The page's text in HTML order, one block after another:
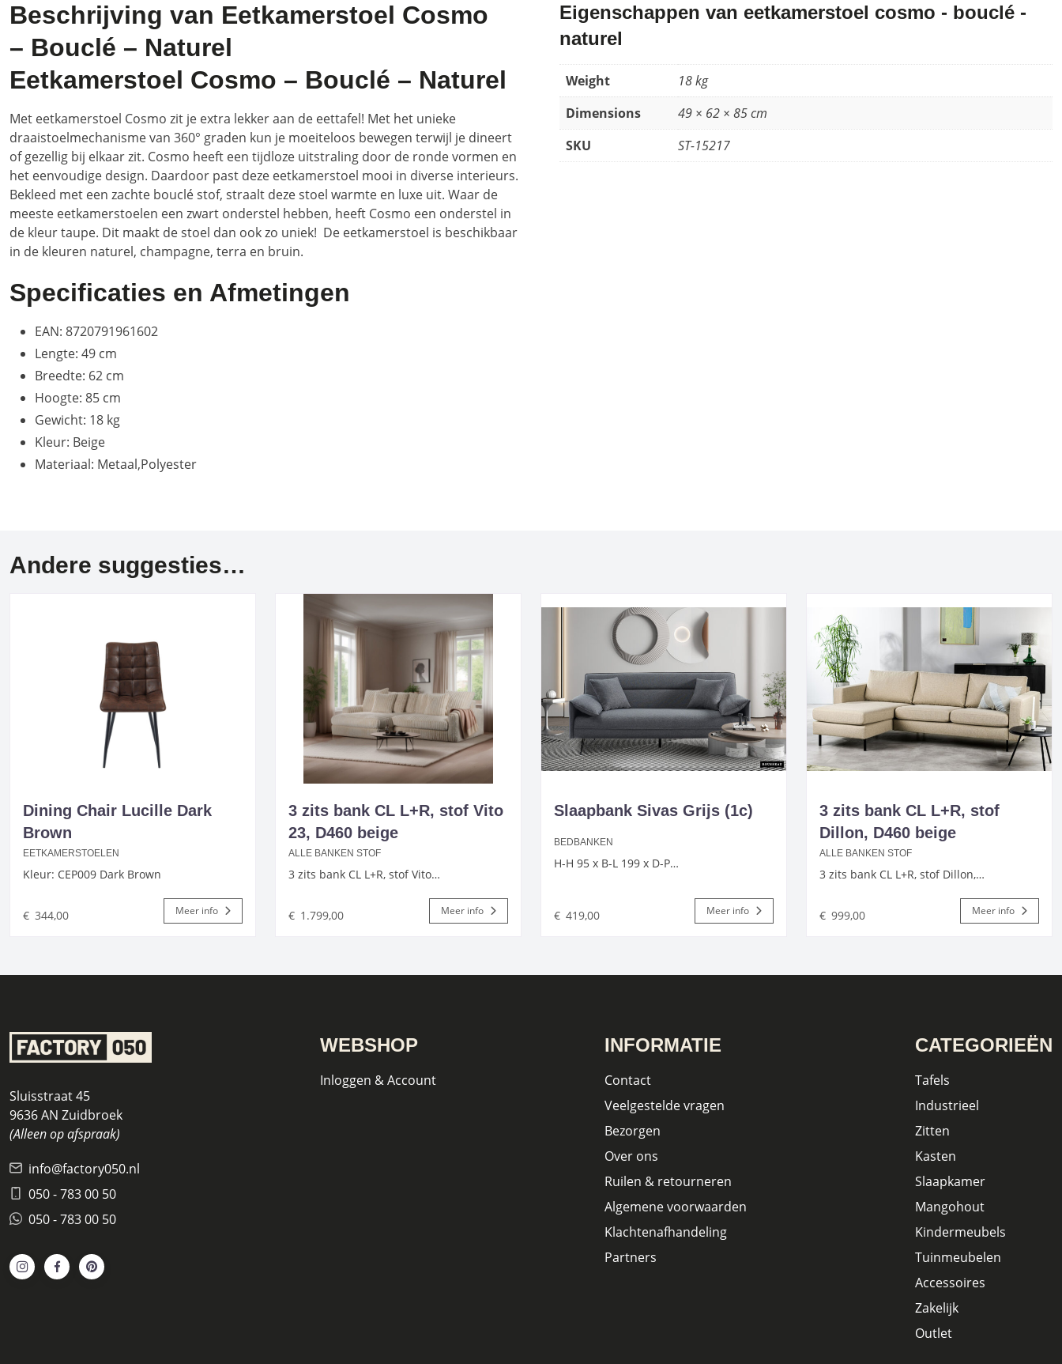
Beschrijving van Eetkamerstoel Cosmo
– Bouclé – Naturel
Eetkamerstoel Cosmo – Bouclé – Naturel
Met eetkamerstoel Cosmo zit je extra lekker aan de eettafel! Met het unieke
draaistoelmechanisme van 360° graden kun je moeiteloos bewegen terwijl je dineert
of gezellig bij elkaar zit. Cosmo heeft een tijdloze uitstraling door de ronde vormen en
het eenvoudige design. Daardoor past deze eetkamerstoel mooi in diverse interieurs.
Bekleed met een zachte bouclé stof, straalt deze stoel warmte en luxe uit. Waar de
meeste eetkamerstoelen een zwart onderstel hebben, heeft Cosmo een onderstel in
de kleur taupe. Dit maakt de stoel dan ook zo uniek! De eetkamerstoel is beschikbaar
in de kleuren naturel, champagne, terra en bruin.
Specificaties en Afmetingen
EAN: 8720791961602
Lengte: 49 cm
Breedte: 62 cm
Hoogte: 85 cm
Gewicht: 18 kg
Kleur: Beige
Materiaal: Metaal,Polyester
Eigenschappen van eetkamerstoel cosmo - bouclé -
naturel
Weight
18 kg
Dimensions
49 × 62 × 85 cm
SKU
ST-15217
Andere suggesties…
Dining Chair Lucille Dark
Brown
EETKAMERSTOELEN
Kleur: CEP009 Dark Brown
€ 344,00 Meer info
3 zits bank CL L+R, stof Vito
23, D460 beige
ALLE BANKEN STOF
3 zits bank CL L+R, stof Vito…
€ 1.799,00 Meer info
Slaapbank Sivas Grijs (1c)
BEDBANKEN
H-H 95 x B-L 199 x D-P…
€ 419,00 Meer info
3 zits bank CL L+R, stof
Dillon, D460 beige
ALLE BANKEN STOF
3 zits bank CL L+R, stof Dillon,…
€ 999,00 Meer info
Sluisstraat 45
9636 AN Zuidbroek
(Alleen op afspraak)
info@factory050.nl
050 - 783 00 50
050 - 783 00 50
WEBSHOP
Inloggen & Account
INFORMATIE
Contact
Veelgestelde vragen
Bezorgen
Over ons
Ruilen & retourneren
Algemene voorwaarden
Klachtenafhandeling
Partners
CATEGORIEËN
Tafels
Industrieel
Zitten
Kasten
Slaapkamer
Mangohout
Kindermeubels
Tuinmeubelen
Accessoires
Zakelijk
Outlet